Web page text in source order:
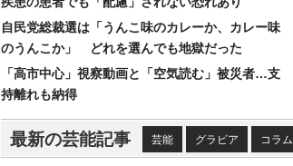
自民党総裁選は「うんこ味のカレーか、カレー味
のうんこか」 どれを選んでも地獄だった
「高市中心」視察動画と「空気読む」被災者…支
持離れも納得
最新の芸能記事 芸能 グラビア コラム